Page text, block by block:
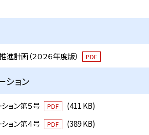
計画（２０２６年度版） PDF
ション
ョン第５号 PDF
(411 KB)
ョン第４号
PDF
(389 KB)